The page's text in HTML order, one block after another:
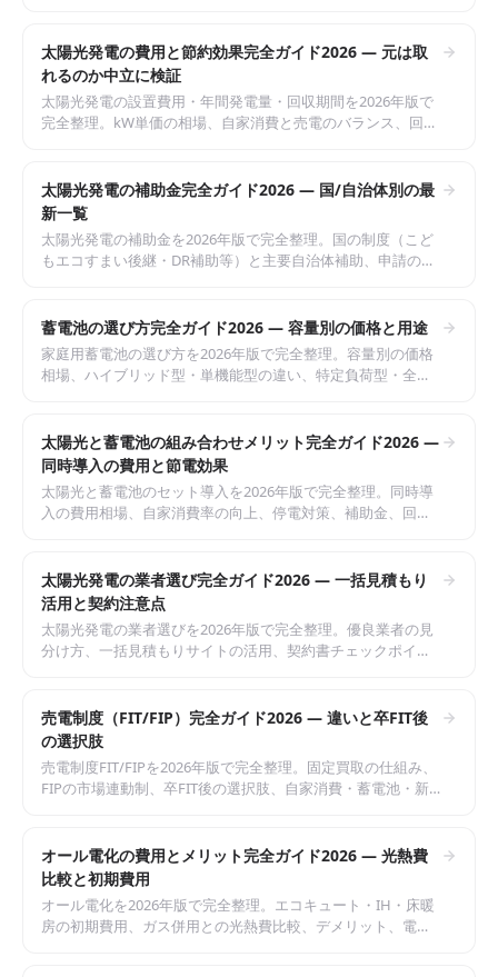
太陽光発電の費用と節約効果完全ガイド2026 — 元は取
れるのか中立に検証
太陽光発電の設置費用・年間発電量・回収期間を2026年版で
完全整理。kW単価の相場、自家消費と売電のバランス、回収
太陽光発電の補助金完全ガイド2026 — 国/自治体別の最
新一覧
太陽光発電の補助金を2026年版で完全整理。国の制度（こど
もエコすまい後継・DR補助等）と主要自治体補助、申請の流
蓄電池の選び方完全ガイド2026 — 容量別の価格と用途
家庭用蓄電池の選び方を2026年版で完全整理。容量別の価格
相場、ハイブリッド型・単機能型の違い、特定負荷型・全負
太陽光と蓄電池の組み合わせメリット完全ガイド2026 —
同時導入の費用と節電効果
太陽光と蓄電池のセット導入を2026年版で完全整理。同時導
入の費用相場、自家消費率の向上、停電対策、補助金、回収
太陽光発電の業者選び完全ガイド2026 — 一括見積もり
活用と契約注意点
太陽光発電の業者選びを2026年版で完全整理。優良業者の見
分け方、一括見積もりサイトの活用、契約書チェックポイン
売電制度（FIT/FIP）完全ガイド2026 — 違いと卒FIT後
の選択肢
売電制度FIT/FIPを2026年版で完全整理。固定買取の仕組み、
FIPの市場連動制、卒FIT後の選択肢、自家消費・蓄電池・新
オール電化の費用とメリット完全ガイド2026 — 光熱費
比較と初期費用
オール電化を2026年版で完全整理。エコキュート・IH・床暖
房の初期費用、ガス併用との光熱費比較、デメリット、電気